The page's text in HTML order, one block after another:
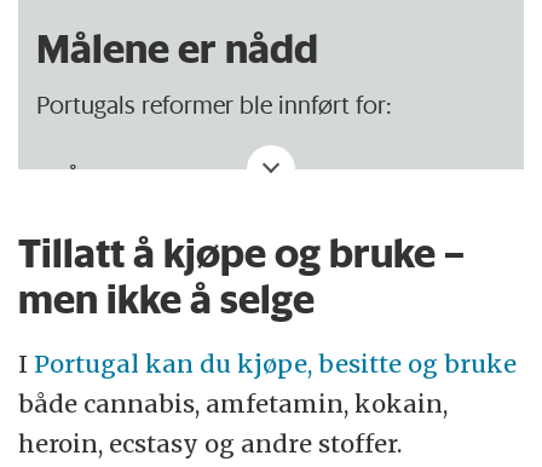
Målene er nådd
Portugals reformer ble innført for:
Å dempe problemer med
blant annet tilfeller av HIV og AIDS,
Å holde folk unna rettssystemet, særlig
fengslene
Å skape en mer nyansert og avbalansert
debatt om narkotika.
Tillatt å kjøpe og bruke –
men ikke å selge
I Portugal kan du kjøpe, besitte og bruke
både cannabis, amfetamin, kokain,
heroin, ecstasy og andre stoffer.